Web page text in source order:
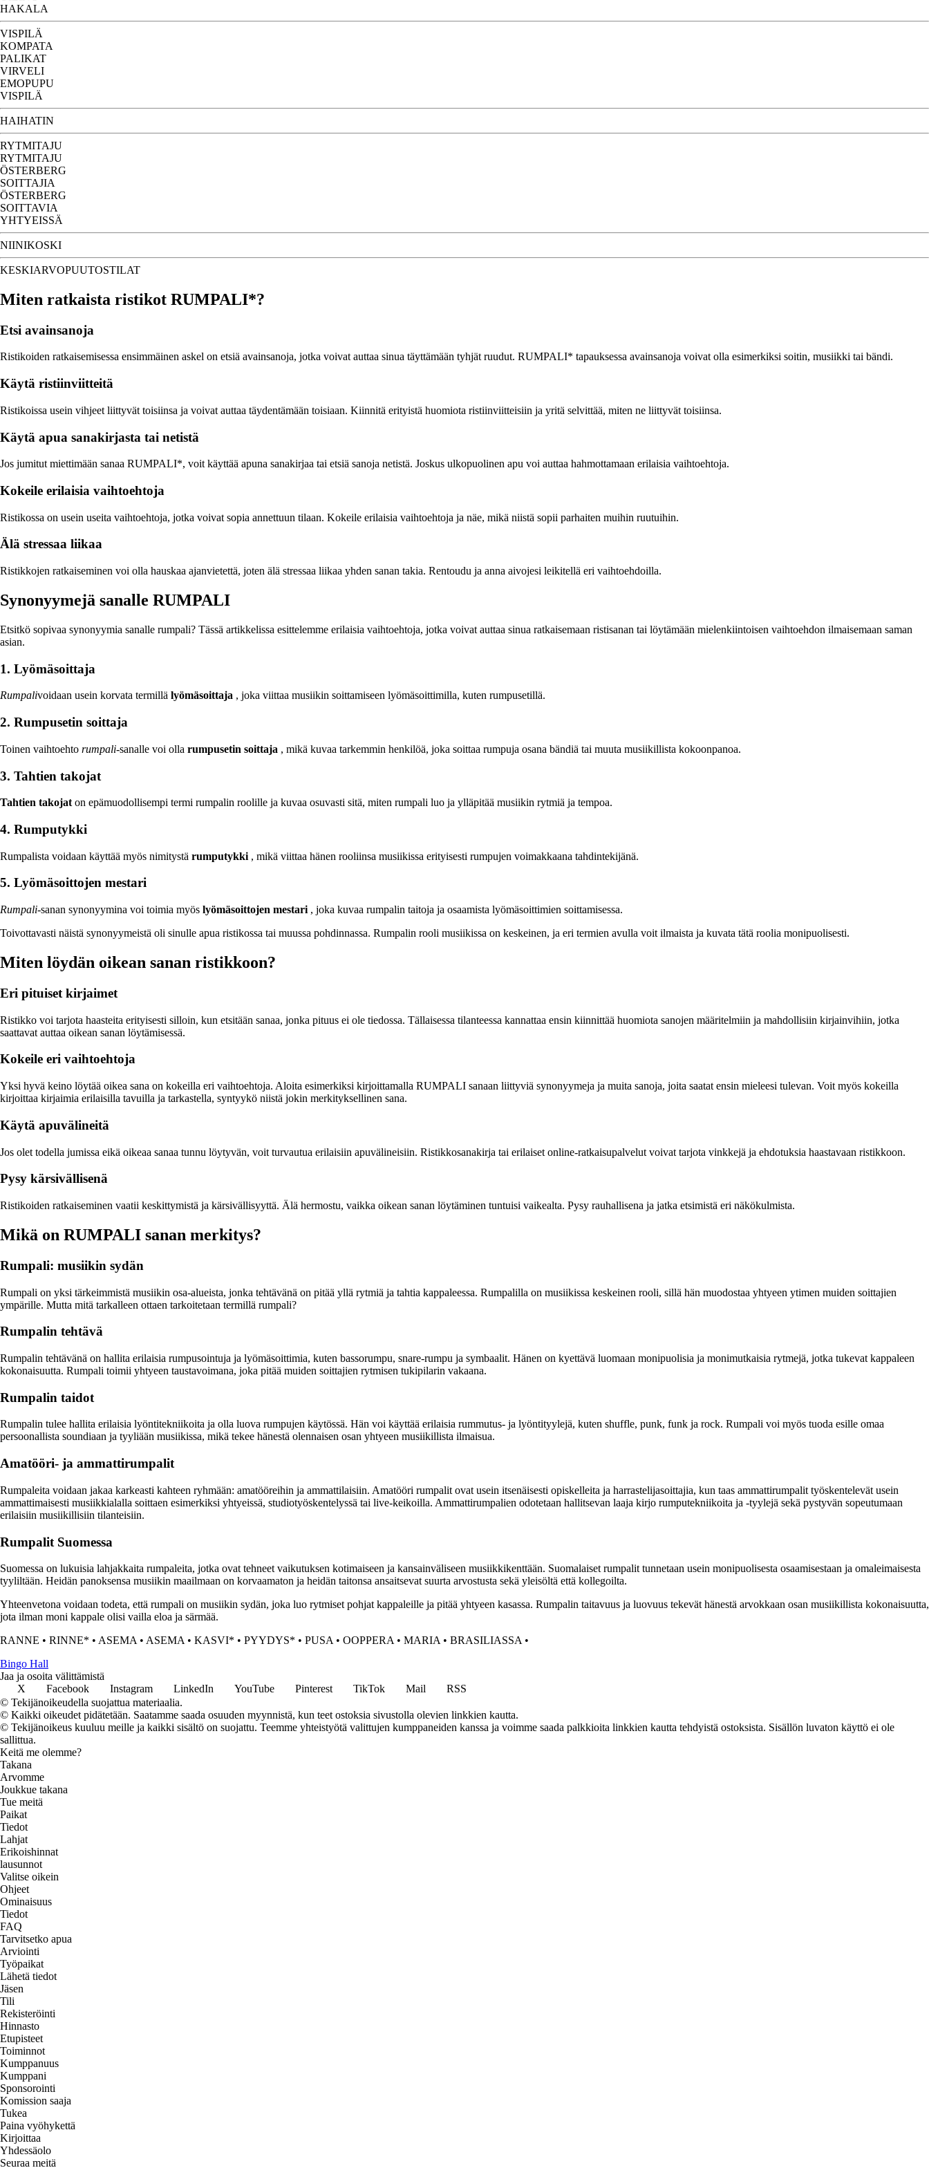
HAKALA
VISPILÄ
KOMPATA
PALIKAT
VIRVELI
EMOPUPU
VISPILÄ
HAIHATIN
RYTMITAJU
RYTMITAJU
ÖSTERBERG
SOITTAJIA
ÖSTERBERG
SOITTAVIA
YHTYEISSÄ
NIINIKOSKI
KESKIARVOPUUTOSTILAT
Miten ratkaista ristikot RUMPALI*?
Etsi avainsanoja
Ristikoiden ratkaisemisessa ensimmäinen askel on etsiä avainsanoja, jotka voivat auttaa sinua täyttämään tyhjät ruudut. RUMPALI* tapauksessa avainsanoja voivat olla esimerkiksi soitin, musiikki tai bändi.
Käytä ristiinviitteitä
Ristikoissa usein vihjeet liittyvät toisiinsa ja voivat auttaa täydentämään toisiaan. Kiinnitä erityistä huomiota ristiinviitteisiin ja yritä selvittää, miten ne liittyvät toisiinsa.
Käytä apua sanakirjasta tai netistä
Jos jumitut miettimään sanaa RUMPALI*, voit käyttää apuna sanakirjaa tai etsiä sanoja netistä. Joskus ulkopuolinen apu voi auttaa hahmottamaan erilaisia vaihtoehtoja.
Kokeile erilaisia vaihtoehtoja
Ristikossa on usein useita vaihtoehtoja, jotka voivat sopia annettuun tilaan. Kokeile erilaisia vaihtoehtoja ja näe, mikä niistä sopii parhaiten muihin ruutuihin.
Älä stressaa liikaa
Ristikkojen ratkaiseminen voi olla hauskaa ajanvietettä, joten älä stressaa liikaa yhden sanan takia. Rentoudu ja anna aivojesi leikitellä eri vaihtoehdoilla.
Synonyymejä sanalle RUMPALI
Etsitkö sopivaa synonyymia sanalle rumpali? Tässä artikkelissa esittelemme erilaisia vaihtoehtoja, jotka voivat auttaa sinua ratkaisemaan ristisanan tai löytämään mielenkiintoisen vaihtoehdon ilmaisemaan saman
asian.
1. Lyömäsoittaja
Rumpalivoidaan usein korvata termillä lyömäsoittaja , joka viittaa musiikin soittamiseen lyömäsoittimilla, kuten rumpusetillä.
2. Rumpusetin soittaja
Toinen vaihtoehto rumpali-sanalle voi olla rumpusetin soittaja , mikä kuvaa tarkemmin henkilöä, joka soittaa rumpuja osana bändiä tai muuta musiikillista kokoonpanoa.
3. Tahtien takojat
Tahtien takojat on epämuodollisempi termi rumpalin roolille ja kuvaa osuvasti sitä, miten rumpali luo ja ylläpitää musiikin rytmiä ja tempoa.
4. Rumputykki
Rumpalista voidaan käyttää myös nimitystä rumputykki , mikä viittaa hänen rooliinsa musiikissa erityisesti rumpujen voimakkaana tahdintekijänä.
5. Lyömäsoittojen mestari
Rumpali-sanan synonyymina voi toimia myös lyömäsoittojen mestari , joka kuvaa rumpalin taitoja ja osaamista lyömäsoittimien soittamisessa.
Toivottavasti näistä synonyymeistä oli sinulle apua ristikossa tai muussa pohdinnassa. Rumpalin rooli musiikissa on keskeinen, ja eri termien avulla voit ilmaista ja kuvata tätä roolia monipuolisesti.
Miten löydän oikean sanan ristikkoon?
Eri pituiset kirjaimet
Ristikko voi tarjota haasteita erityisesti silloin, kun etsitään sanaa, jonka pituus ei ole tiedossa. Tällaisessa tilanteessa kannattaa ensin kiinnittää huomiota sanojen määritelmiin ja mahdollisiin kirjainvihiin, jotka
saattavat auttaa oikean sanan löytämisessä.
Kokeile eri vaihtoehtoja
Yksi hyvä keino löytää oikea sana on kokeilla eri vaihtoehtoja. Aloita esimerkiksi kirjoittamalla RUMPALI sanaan liittyviä synonyymeja ja muita sanoja, joita saatat ensin mieleesi tulevan. Voit myös kokeilla
kirjoittaa kirjaimia erilaisilla tavuilla ja tarkastella, syntyykö niistä jokin merkityksellinen sana.
Käytä apuvälineitä
Jos olet todella jumissa eikä oikeaa sanaa tunnu löytyvän, voit turvautua erilaisiin apuvälineisiin. Ristikkosanakirja tai erilaiset online-ratkaisupalvelut voivat tarjota vinkkejä ja ehdotuksia haastavaan ristikkoon.
Pysy kärsivällisenä
Ristikoiden ratkaiseminen vaatii keskittymistä ja kärsivällisyyttä. Älä hermostu, vaikka oikean sanan löytäminen tuntuisi vaikealta. Pysy rauhallisena ja jatka etsimistä eri näkökulmista.
Mikä on RUMPALI sanan merkitys?
Rumpali: musiikin sydän
Rumpali on yksi tärkeimmistä musiikin osa-alueista, jonka tehtävänä on pitää yllä rytmiä ja tahtia kappaleessa. Rumpalilla on musiikissa keskeinen rooli, sillä hän muodostaa yhtyeen ytimen muiden soittajien
ympärille. Mutta mitä tarkalleen ottaen tarkoitetaan termillä rumpali?
Rumpalin tehtävä
Rumpalin tehtävänä on hallita erilaisia rumpusointuja ja lyömäsoittimia, kuten bassorumpu, snare-rumpu ja symbaalit. Hänen on kyettävä luomaan monipuolisia ja monimutkaisia rytmejä, jotka tukevat kappaleen
kokonaisuutta. Rumpali toimii yhtyeen taustavoimana, joka pitää muiden soittajien rytmisen tukipilarin vakaana.
Rumpalin taidot
Rumpalin tulee hallita erilaisia lyöntitekniikoita ja olla luova rumpujen käytössä. Hän voi käyttää erilaisia rummutus- ja lyöntityylejä, kuten shuffle, punk, funk ja rock. Rumpali voi myös tuoda esille omaa
persoonallista soundiaan ja tyyliään musiikissa, mikä tekee hänestä olennaisen osan yhtyeen musiikillista ilmaisua.
Amatööri- ja ammattirumpalit
Rumpaleita voidaan jakaa karkeasti kahteen ryhmään: amatööreihin ja ammattilaisiin. Amatööri rumpalit ovat usein itsenäisesti opiskelleita ja harrastelijasoittajia, kun taas ammattirumpalit työskentelevät usein
ammattimaisesti musiikkialalla soittaen esimerkiksi yhtyeissä, studiotyöskentelyssä tai live-keikoilla. Ammattirumpalien odotetaan hallitsevan laaja kirjo rumputekniikoita ja -tyylejä sekä pystyvän sopeutumaan
erilaisiin musiikillisiin tilanteisiin.
Rumpalit Suomessa
Suomessa on lukuisia lahjakkaita rumpaleita, jotka ovat tehneet vaikutuksen kotimaiseen ja kansainväliseen musiikkikenttään. Suomalaiset rumpalit tunnetaan usein monipuolisesta osaamisestaan ja omaleimaisesta
tyyliltään. Heidän panoksensa musiikin maailmaan on korvaamaton ja heidän taitonsa ansaitsevat suurta arvostusta sekä yleisöltä että kollegoilta.
Yhteenvetona voidaan todeta, että rumpali on musiikin sydän, joka luo rytmiset pohjat kappaleille ja pitää yhtyeen kasassa. Rumpalin taitavuus ja luovuus tekevät hänestä arvokkaan osan musiikillista kokonaisuutta,
jota ilman moni kappale olisi vailla eloa ja särmää.
RANNE • RINNE* • ASEMA • ASEMA • KASVI* • PYYDYS* • PUSA • OOPPERA • MARIA • BRASILIASSA •
Bingo Hall
Jaa ja osoita välittämistä
X
Facebook Instagram LinkedIn YouTube Pinterest TikTok Mail
RSS
© Tekijänoikeudella suojattua materiaalia.
© Kaikki oikeudet pidätetään. Saatamme saada osuuden myynnistä, kun teet ostoksia sivustolla olevien linkkien kautta.
© Tekijänoikeus kuuluu meille ja kaikki sisältö on suojattu. Teemme yhteistyötä valittujen kumppaneiden kanssa ja voimme saada palkkioita linkkien kautta tehdyistä ostoksista. Sisällön luvaton käyttö ei ole
sallittua.
Keitä me olemme?
Takana
Arvomme
Joukkue takana
Tue meitä
Paikat
Tiedot
Lahjat
Erikoishinnat
lausunnot
Valitse oikein
Ohjeet
Ominaisuus
Tiedot
FAQ
Tarvitsetko apua
Arviointi
Työpaikat
Lähetä tiedot
Jäsen
Tili
Rekisteröinti
Hinnasto
Etupisteet
Toiminnot
Kumppanuus
Kumppani
Sponsorointi
Komission saaja
Tukea
Paina vyöhykettä
Kirjoittaa
Yhdessäolo
Seuraa meitä